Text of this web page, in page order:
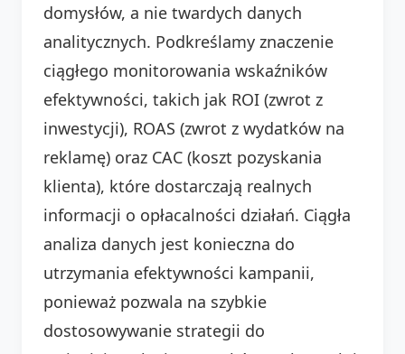
domysłów, a nie twardych danych
analitycznych. Podkreślamy znaczenie
ciągłego monitorowania wskaźników
efektywności, takich jak ROI (zwrot z
inwestycji), ROAS (zwrot z wydatków na
reklamę) oraz CAC (koszt pozyskania
klienta), które dostarczają realnych
informacji o opłacalności działań. Ciągła
analiza danych jest konieczna do
utrzymania efektywności kampanii,
ponieważ pozwala na szybkie
dostosowywanie strategii do